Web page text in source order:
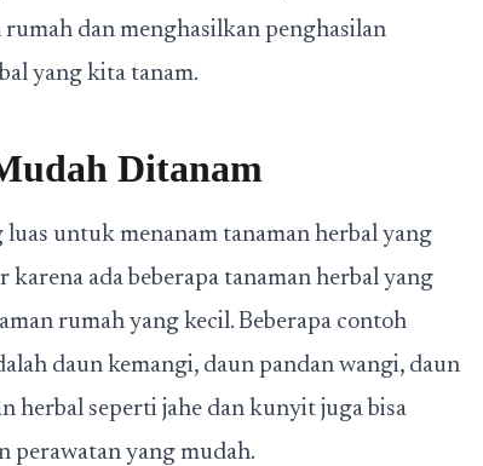
dan menghasilkan penghasilan
yang kita tanam.
Ditanam
untuk menanam tanaman herbal yang
ada beberapa tanaman herbal yang
rumah yang kecil. Beberapa contoh
daun kemangi, daun pandan wangi, daun
herbal seperti jahe dan kunyit juga bisa
perawatan yang mudah.